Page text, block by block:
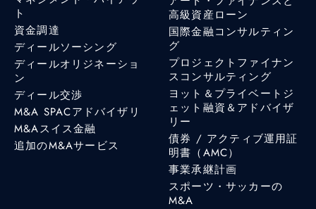
ト
資金調達
ディールソーシング
ディールオリジネーショ
ン
ディール交渉
M&A SPACアドバイザリ
M&Aスイス金融
追加のM&Aサービス
高級資産ローン
国際金融コンサルティン
グ
プロジェクトファイナン
スコンサルティング
ヨット＆プライベートジ
ェット融資＆アドバイザ
リー
債券 / アクティブ運用証
明書（AMC）
事業承継計画
スポーツ・サッカーの
M&A